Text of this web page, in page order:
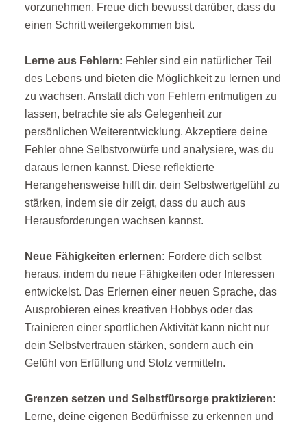
vorzunehmen. Freue dich bewusst darüber, dass du
einen Schritt weitergekommen bist.
Lerne aus Fehlern: Fehler sind ein natürlicher Teil
des Lebens und bieten die Möglichkeit zu lernen und
zu wachsen. Anstatt dich von Fehlern entmutigen zu
lassen, betrachte sie als Gelegenheit zur
persönlichen Weiterentwicklung. Akzeptiere deine
Fehler ohne Selbstvorwürfe und analysiere, was du
daraus lernen kannst. Diese reflektierte
Herangehensweise hilft dir, dein Selbstwertgefühl zu
stärken, indem sie dir zeigt, dass du auch aus
Herausforderungen wachsen kannst.
Neue Fähigkeiten erlernen: Fordere dich selbst
heraus, indem du neue Fähigkeiten oder Interessen
entwickelst. Das Erlernen einer neuen Sprache, das
Ausprobieren eines kreativen Hobbys oder das
Trainieren einer sportlichen Aktivität kann nicht nur
dein Selbstvertrauen stärken, sondern auch ein
Gefühl von Erfüllung und Stolz vermitteln.
Grenzen setzen und Selbstfürsorge praktizieren:
Lerne, deine eigenen Bedürfnisse zu erkennen und